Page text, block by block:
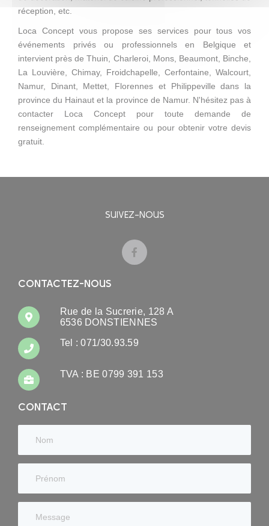
réception, etc.
Loca Concept vous propose ses services pour tous vos
événements privés ou professionnels en Belgique et
intervient près de Thuin, Charleroi, Mons, Beaumont, Binche,
La Louvière, Chimay, Froidchapelle, Cerfontaine, Walcourt,
Namur, Dinant, Mettet, Florennes et Philippeville dans la
province du Hainaut et la province de Namur. N'hésitez pas à
contacter Loca Concept pour toute demande de
renseignement complémentaire ou pour obtenir votre devis
gratuit.
SUIVEZ-NOUS
CONTACTEZ-NOUS
Rue de la Sucrerie, 128 A
6536 DONSTIENNES
Tel : 071/30.93.59
TVA : BE 0799 391 153
CONTACT